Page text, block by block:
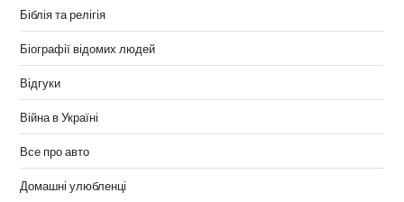
Біблія та релігія
Біографії відомих людей
Відгуки
Війна в Україні
Все про авто
Домашні улюбленці